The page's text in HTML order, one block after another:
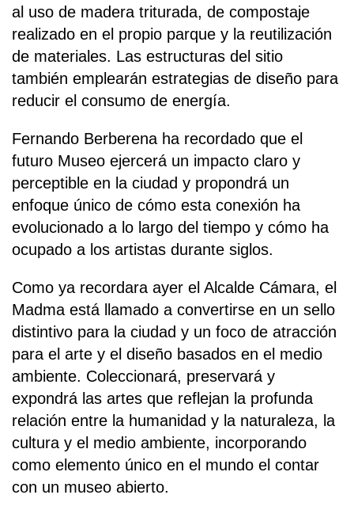
al uso de madera triturada, de compostaje
realizado en el propio parque y la reutilización
de materiales. Las estructuras del sitio
también emplearán estrategias de diseño para
reducir el consumo de energía.
Fernando Berberena ha recordado que el
futuro Museo ejercerá un impacto claro y
perceptible en la ciudad y propondrá un
enfoque único de cómo esta conexión ha
evolucionado a lo largo del tiempo y cómo ha
ocupado a los artistas durante siglos.
Como ya recordara ayer el Alcalde Cámara, el
Madma está llamado a convertirse en un sello
distintivo para la ciudad y un foco de atracción
para el arte y el diseño basados en el medio
ambiente. Coleccionará, preservará y
expondrá las artes que reflejan la profunda
relación entre la humanidad y la naturaleza, la
cultura y el medio ambiente, incorporando
como elemento único en el mundo el contar
con un museo abierto.